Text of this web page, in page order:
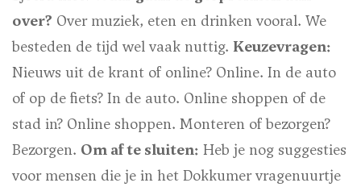
over? Over muziek, eten en drinken vooral. We
besteden de tijd wel vaak nuttig. Keuzevragen:
Nieuws uit de krant of online? Online. In de auto
of op de fiets? In de auto. Online shoppen of de
stad in? Online shoppen. Monteren of bezorgen?
Bezorgen. Om af te sluiten: Heb je nog suggesties
voor mensen die je in het Dokkumer vragenuurtje